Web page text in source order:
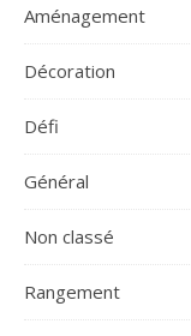
Aménagement
Décoration
Défi
Général
Non classé
Rangement